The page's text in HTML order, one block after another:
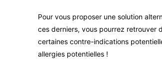
Pour vous proposer une solution
ces derniers, vous pourrez retrouver
certaines contre-indications
allergies potentielles !